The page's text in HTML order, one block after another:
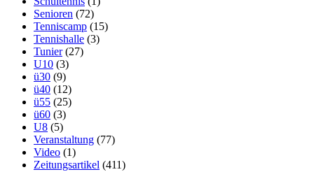
Senioren (72)
Tenniscamp (15)
Tennishalle (3)
Tunier(27)
U10 (3)
ü30 (9)
ü40 (12)
ü55 (25)
ü60 (3)
U8 (5)
Veranstaltung (77)
Video (1)
Zeitungsartikel (411)